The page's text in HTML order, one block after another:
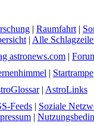
| Raumfahrt |
| Alle
astronews.com |
| Startrampe
| AstroLinks
Feeds | Soziale
|